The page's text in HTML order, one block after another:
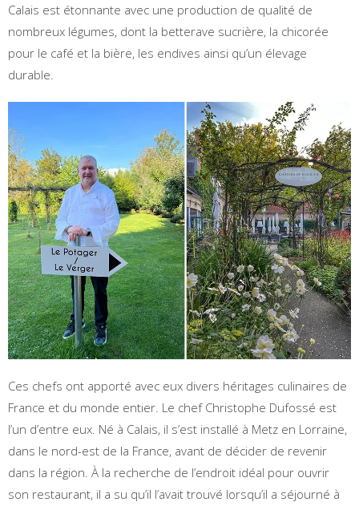
Calais est étonnante avec une production de qualité de
nombreux légumes, dont la betterave sucrière, la chicorée
pour le café et la bière, les endives ainsi qu’un élevage
durable.
Ces chefs ont apporté avec eux divers héritages culinaires de
France et du monde entier. Le chef Christophe Dufossé est
l’un d’entre eux. Né à Calais, il s’est installé à Metz en Lorraine,
dans le nord-est de la France, avant de décider de revenir
dans la région. À la recherche de l’endroit idéal pour ouvrir
son restaurant, il a su qu’il l’avait trouvé lorsqu’il a séjourné à